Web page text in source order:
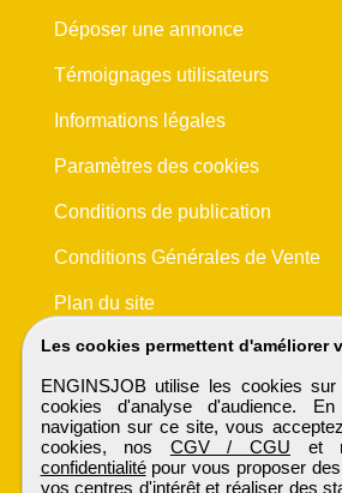
Les cookies permettent d'améliorer
ENGINSJOB utilise les cookies
cookies d'analyse d'audience.
navigation sur ce site, vous
cookies, nos CGV / CGU et
confidentialitépour vous proposer
vos centres d'intérêt et réaliser des
Déposer une annonce
Témoignages utilisateurs
Informations légales
Paramètres des cookies
Conditions de publication
Conditions Générales de Vente
Plan du site